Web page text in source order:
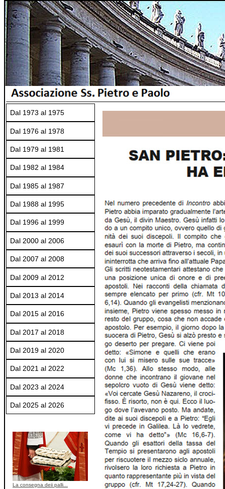
Dal 1973 al 1975
Dal 1976 al 1978
Dal 1979 al 1981
Dal 1982 al 1984
Dal 1985 al 1987
Dal 1988 al 1995
Dal 1996 al 1999
Dal 2000 al 2006
Dal 2007 al 2008
Dal 2009 al 2012
Dal 2013 al 2014
Dal 2015 al 2016
Dal 2017 al 2018
Dal 2019 al 2020
Dal 2021 al 2022
Dal 2023 al 2024
Dal 2025 al 2026
La consegna deii palli...